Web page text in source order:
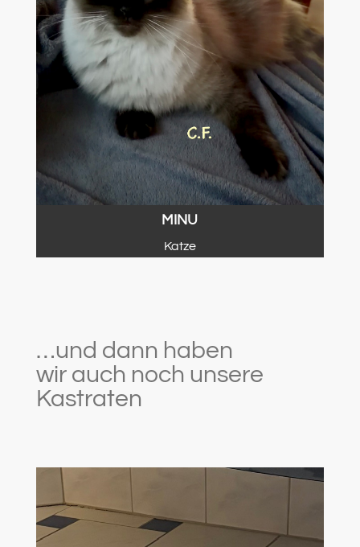
MINU
Katze
…und dann haben
wir auch noch unsere
Kastraten